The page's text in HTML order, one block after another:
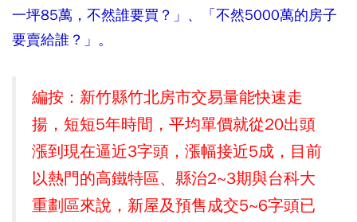
一坪85萬，不然誰要買？」、「不然5000萬的房子
要賣給誰？」。
編按：新竹縣竹北房市交易量能快速走
揚，短短5年時間，平均單價就從20出頭
漲到現在逼近3字頭，漲幅接近5成，目前
以熱門的高鐵特區、縣治2~3期與台科大
重劃區來說，新屋及預售成交5~6字頭已